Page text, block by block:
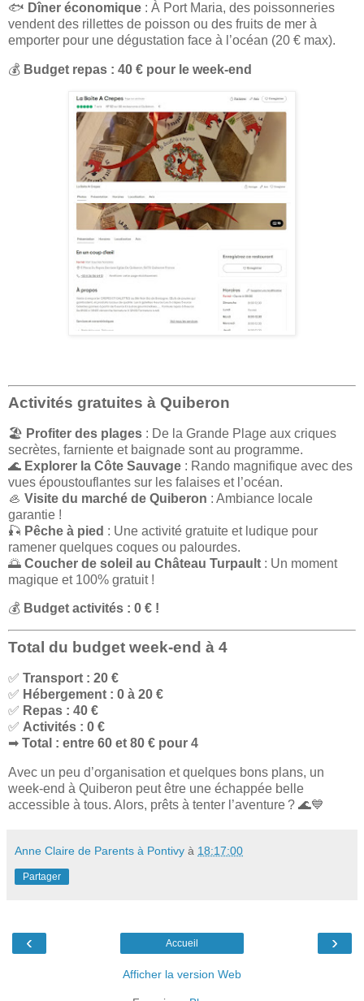
🐟 Dîner économique : À Port Maria, des poissonneries
vendent des rillettes de poisson ou des fruits de mer à
emporter pour une dégustation face à l’océan (20 € max).
💰 Budget repas : 40 € pour le week-end
Activités gratuites à Quiberon
🏖️ Profiter des plages : De la Grande Plage aux criques
secrètes, farniente et baignade sont au programme.
🌊 Explorer la Côte Sauvage : Rando magnifique avec des
vues époustouflantes sur les falaises et l’océan.
🦪 Visite du marché de Quiberon : Ambiance locale
garantie !
🎣 Pêche à pied : Une activité gratuite et ludique pour
ramener quelques coques ou palourdes.
🌅 Coucher de soleil au Château Turpault : Un moment
magique et 100% gratuit !
💰 Budget activités : 0 € !
Total du budget week-end à 4
✅ Transport : 20 €
✅ Hébergement : 0 à 20 €
✅ Repas : 40 €
✅ Activités : 0 €
➡ Total : entre 60 et 80 € pour 4
Avec un peu d’organisation et quelques bons plans, un
week-end à Quiberon peut être une échappée belle
accessible à tous. Alors, prêts à tenter l’aventure ? 🌊💙
Anne Claire de Parents à Pontivy à 18:17:00
Partager
‹ ›
Accueil
Afficher la version Web